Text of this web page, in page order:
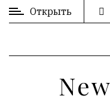
/
Открыть